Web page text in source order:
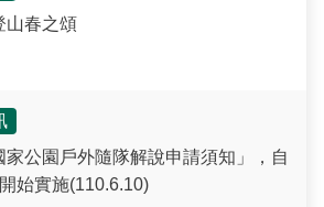
案件統計
頁
山春之頌
公園戶外隨隊解說申請須知」，自
始實施(110.6.10)